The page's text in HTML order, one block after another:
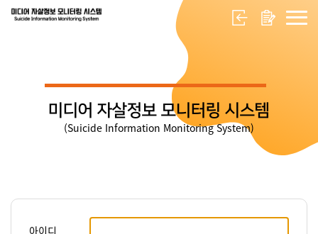
미디어 자살정보 모니터링 시스템
(Suicide Information Monitoring System)
아이디